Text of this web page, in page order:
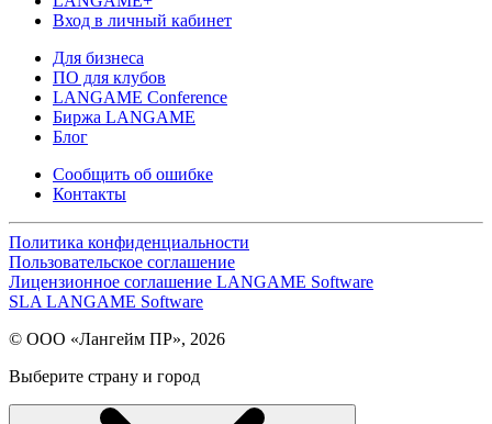
Вход в личный кабинет
Для бизнеса
ПО для клубов
LANGAME Conference
Биржа LANGAME
Блог
Сообщить об ошибке
Контакты
Политика конфиденциальности
Пользовательское соглашение
Лицензионное соглашение LANGAME Software
SLA LANGAME Software
© ООО «Лангейм ПР», 2026
Выберите страну и город